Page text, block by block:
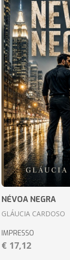
NÉVOA NEGRA
GLÁUCIA CARDOSO
IMPRESSO
€ 17,12